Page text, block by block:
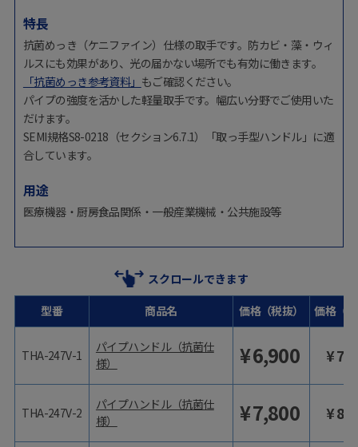
特長
抗菌めっき（ケニファイン）仕様の取手です。防カビ・藻・ウィ
ルスにも効果があり、光の届かない場所でも有効に働きます。
「抗菌めっき参考資料」 もご確認ください。
パイプの強度を活かした軽量取手です。幅広い分野でご使用いた
だけます。
SEMI規格S8-0218（セクション6.7.1）「取っ手型ハンドル」に適
合しています。
用途
医療機器・厨房食品関係・一般産業機械・公共施設等
スクロールできます
型番
THA-247V-1
THA-247V-2
商品名 価格（税抜） 価格（
パイプハンドル（抗菌仕
様）
¥6,900 ¥
パイプハンドル（抗菌仕
様）
¥7,800 ¥